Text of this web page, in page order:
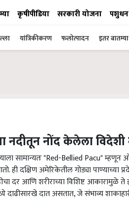
कृषीपीडिया सरकारी योजना पशुधन
यांत्रिकीकरण फलोत्पादन इतर बातम्या
नदीतून नोंद केलेला विदेशी
सामान्यतः "Red-Bellied Pacu"
ही दक्षिण अमेरिकेतील गोड्या पाण्याच्या
दर आणि शरीराच्या विशिष्ट आकारामुळे ते
दाढीसारखे दात असतात, जे संभाव्य